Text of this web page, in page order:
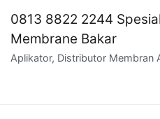
content
0813 8822 2244
Membrane Bakar
Aplikator, Distributor Membran